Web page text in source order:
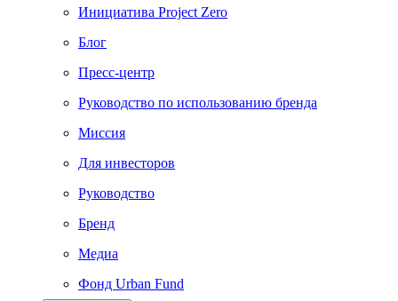
Инициатива Project Zero
Блог
Пресс-центр
Руководство по использованию бренда
Миссия
Для инвесторов
Руководство
Бренд
Медиа
Фонд Urban Fund